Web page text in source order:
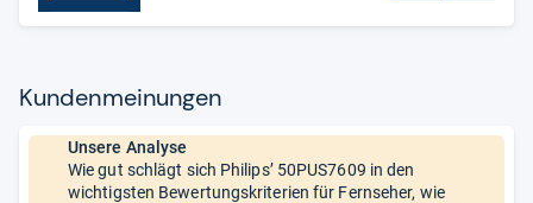
Kun­den­mei­nun­gen
Unsere Analyse
Wie gut schlägt sich Philips’ 50PUS7609 in den
wichtigsten Bewertungskriterien für Fernseher, wie